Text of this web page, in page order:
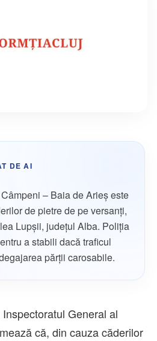
DE AI
– Baia de Arieş este
de pietre de pe versanți,
Lupșii, județul Alba. Poliția
a stabili dacă traficul
părții carosabile.
General al
că, din cauza căderilor